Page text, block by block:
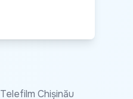
Telefilm Chișinău